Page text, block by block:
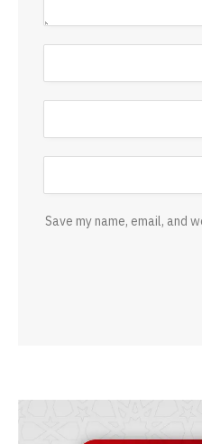
Save my name, email, and